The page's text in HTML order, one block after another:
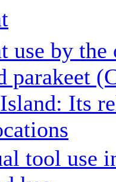
use by
parakeet
Its
tool use